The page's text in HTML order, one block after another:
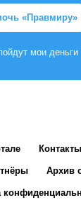
«Правмиру»
мои деньги
Контакты
Архив